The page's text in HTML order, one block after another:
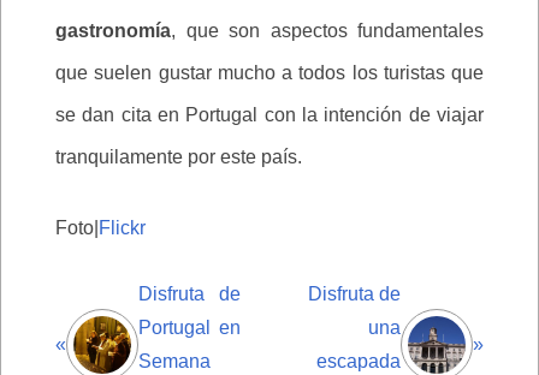
gastronomía, que son aspectos fundamentales
que suelen gustar mucho a todos los turistas que
se dan cita en Portugal con la intención de viajar
tranquilamente por este país.
Foto| Flickr
«
Disfruta de
Portugal en
Semana
Disfruta de
una
escapada
»